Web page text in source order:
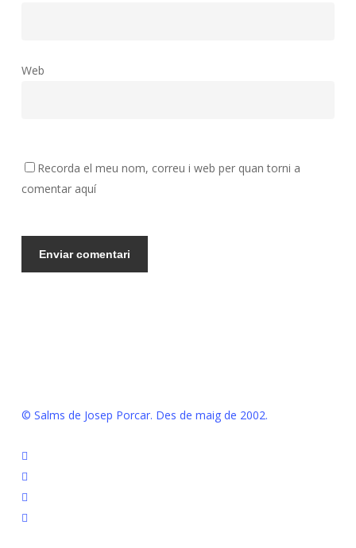
Web
Recorda el meu nom, correu i web per quan torni a
comentar aquí
© Salms de Josep Porcar. Des de maig de 2002.
bluesky
instagram
flickr
mastodon